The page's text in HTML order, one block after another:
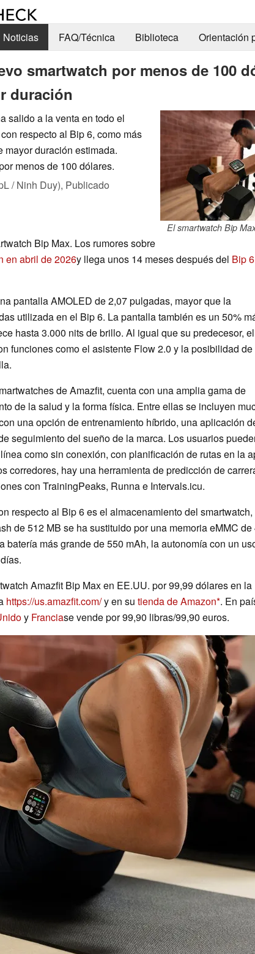
Noticias FAQ/Técnica Biblioteca Orientación
smartwatch por menos de 100
duración
El smartwatch Bip
salido a la venta en todo el
respecto al Bip 6, como más
mayor duración estimada.
menos de 100 dólares.
/ Ninh Duy), Publicado
Bip Max. Los rumores sobre
en abril de 2026y llega unos 14 meses después del Bip 6
pantalla AMOLED de 2,07 pulgadas, mayor que la
utilizada en el Bip 6. La pantalla también es un 50%
hasta 3.000 nits de brillo. Al igual que su predecesor,
funciones como el asistente Flow 2.0 y la posibilidad de
de Amazfit, cuenta con una amplia gama de
de la salud y la forma física. Entre ellas se incluyen
una opción de entrenamiento híbrido, una aplicación
seguimiento del sueño de la marca. Los usuarios
como sin conexión, con planificación de rutas en la
corredores, hay una herramienta de predicción de
con TrainingPeaks, Runna e Intervals.icu.
respecto al Bip 6 es el almacenamiento del smartwatch,
de 512 MB se ha sustituido por una memoria eMMC de
batería más grande de 550 mAh, la autonomía con un
Amazfit Bip Max en EE.UU. por 99,99 dólares en la
https://us.amazfit.com/y en su tienda de Amazon . En
y Franciase vende por 99,90 libras/99,90 euros.